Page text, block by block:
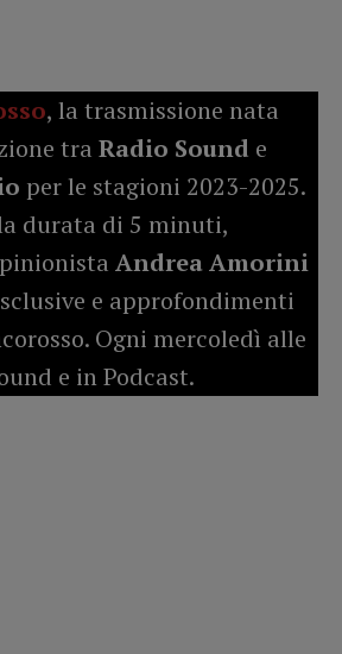
, la trasmissione nata
tra Radio Sound e
per le stagioni 2023-2025.
durata di 5 minuti,
Andrea Amorini
e approfondimenti
Ogni mercoledì alle
e in Podcast.